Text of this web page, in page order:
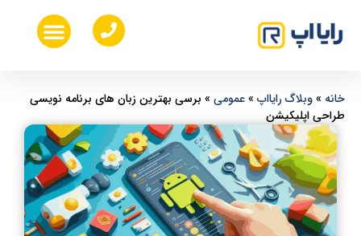
خانه »وبلاگ رایااپ »عمومی » برسی بهترین زبان های برنامه نویسی
طراحی اپلیکیشن‌